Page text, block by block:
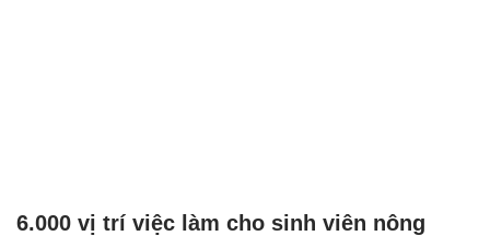
6.000 vị trí việc làm cho sinh viên nông